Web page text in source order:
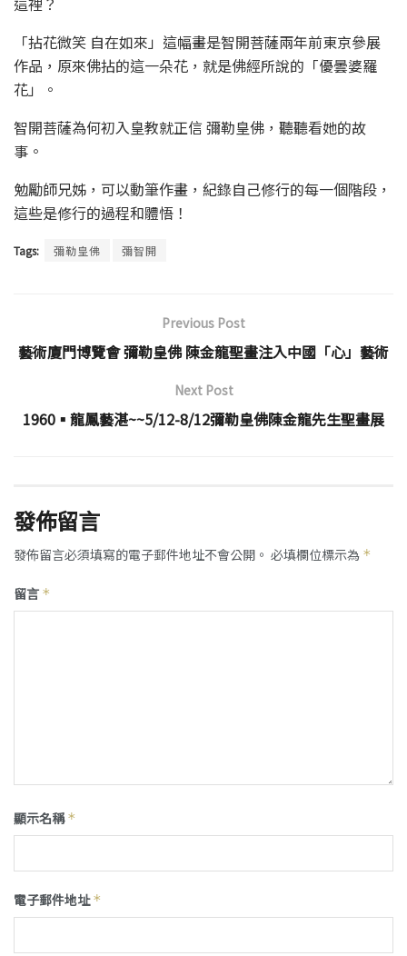
「拈花微笑 自在如來」這幅畫是智開菩薩兩年前東京參展
作品，原來佛拈的這一朵花，就是佛經所說的「優曇婆羅
花」。
智開菩薩為何初入皇教就正信 彌勒皇佛，聽聽看她的故
事。
勉勵師兄姊，可以動筆作畫，紀錄自己修行的每一個階段，
這些是修行的過程和體悟！
Tags: 彌勒皇佛 彌智開
Previous Post
藝術廈門博覽會 彌勒皇佛 陳金龍聖畫注入中國「心」藝術
Next Post
1960▪龍鳳藝湛~~5/12-8/12彌勒皇佛陳金龍先生聖畫展
發佈留言
發佈留言必須填寫的電子郵件地址不會公開。 必填欄位標示為 *
留言 *
顯示名稱*
電子郵件地址*